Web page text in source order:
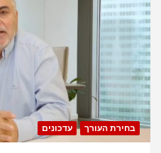
בחירת העורך עדכונים